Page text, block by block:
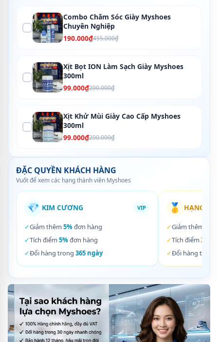
Combo Chăm Sóc Giày Myshoes
Chuyên Nghiệp
190.000₫455.000₫
Xịt Bọt ION Làm Sạch Giày Myshoes
300ml
99.000₫200.000₫
Xịt Khử Mùi Giày Cao Cấp Myshoes
300ml
99.000₫200.000₫
ĐẶC QUYỀN KHÁCH HÀNG
Vuốt để xem các hạng thành viên Myshoes
💎 KIM CƯƠNG VIP
✓Giảm thêm 5%đơn hàng
✓Tích điểm 5%đơn hàng
✓Đổi hàng trong 365 ngày
🥇 HẠNG
✓Giảm thêm
✓Tích điểm 3%
✓Đổi hàng trong